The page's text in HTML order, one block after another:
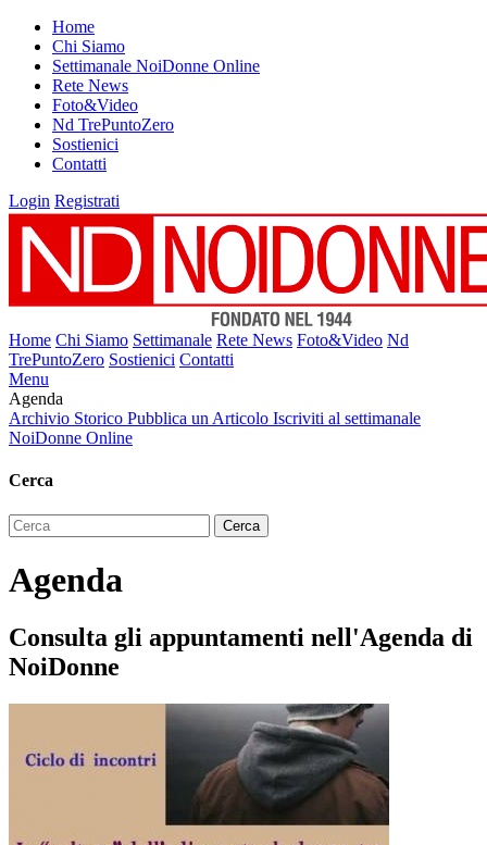
Home
Chi Siamo
Settimanale NoiDonne Online
Rete News
Foto&Video
Nd TrePuntoZero
Sostienici
Contatti
Login Registrati
Home Chi Siamo Settimanale Rete News Foto&Video Nd
TrePuntoZero Sostienici Contatti
Menu
Agenda
Archivio Storico Pubblica un Articolo Iscriviti al settimanale
NoiDonne Online
Cerca
Agenda
Consulta gli appuntamenti nell'Agenda di
NoiDonne